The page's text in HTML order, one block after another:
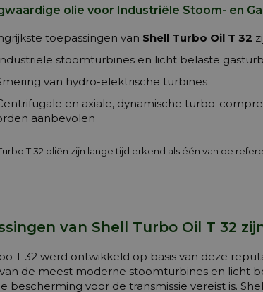
olie voor Industriële Stoom- en
toepassingen van Shell Turbo Oil T 32
stoomturbines en licht belaste
van hydro-elektrische turbines
en axiale, dynamische turbo-
aanbevolen
T 32 oliën zijn lange tijd erkend als één van de
van Shell Turbo Oil T 32
T 32 werd ontwikkeld op basis van deze
de meest moderne stoomturbines en licht
bescherming voor de transmissie vereist is.